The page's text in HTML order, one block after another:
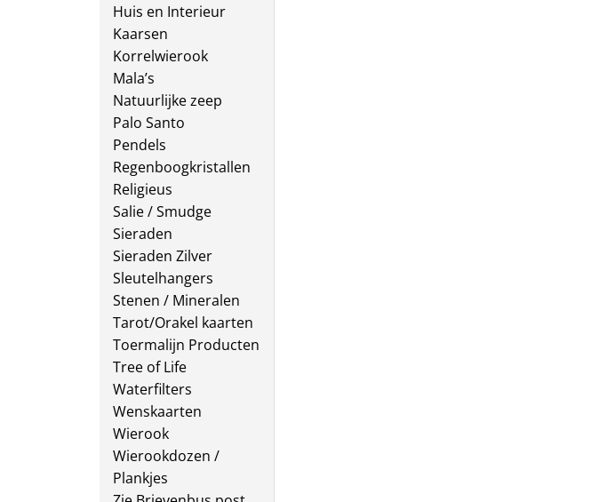
Huis en Interieur
Kaarsen
Korrelwierook
Mala’s
Natuurlijke zeep
Palo Santo
Pendels
Regenboogkristallen
Religieus
Salie / Smudge
Sieraden
Sieraden Zilver
Sleutelhangers
Stenen / Mineralen
Tarot/Orakel kaarten
Toermalijn Producten
Tree of Life
Waterfilters
Wenskaarten
Wierook
Wierookdozen /
Plankjes